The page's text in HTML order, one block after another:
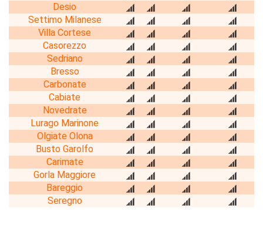
Desio
Settimo Milanese
Villa Cortese
Casorezzo
Sedriano
Bresso
Carbonate
Cabiate
Novedrate
Lurago Marinone
Olgiate Olona
Busto Garolfo
Carimate
Gorla Maggiore
Bareggio
Seregno